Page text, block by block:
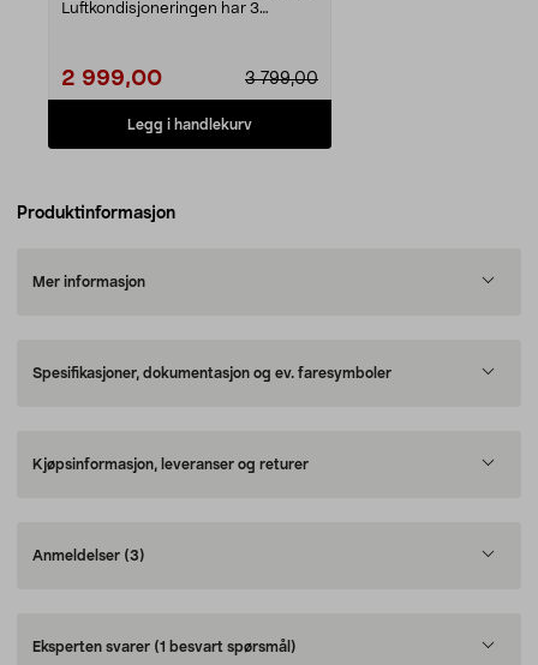
Luftkondisjoneringen har 3
3 799,00
2 999,00
Legg i handlekurv
Produktinformasjon
Mer informasjon
Spesifikasjoner, dokumentasjon og ev. faresymboler
Kjøpsinformasjon, leveranser og returer
Anmeldelser (3)
Eksperten svarer (1 besvart spørsmål)